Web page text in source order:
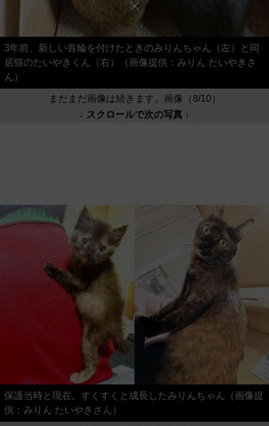
3年前、新しい首輪を付けたときのみりんちゃん（左）と同
居猫のたいやきくん（右）（画像提供：みりん たいやきさ
ん）
まだまだ画像は続きます。画像（8/10）
↓ スクロールで次の写真 ↓
保護当時と現在。すくすくと成長したみりんちゃん（画像提
供：みりん たいやきさん）